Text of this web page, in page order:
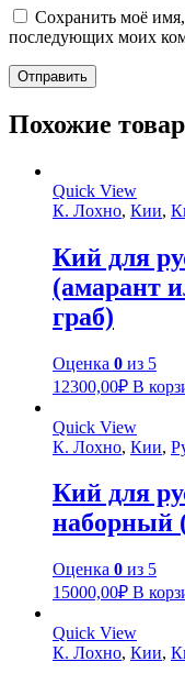
Сохранить моё имя,
последующих моих
Похожие
Quick View
К. Лохно, Кии,
Кий для
(амарант
граб)
Оценка 0 из 5
12300,00₽ В
Quick View
К. Лохно, Кии,
Кий для
наборный
Оценка 0 из 5
15000,00₽ В
Quick View
К. Лохно, Кии,